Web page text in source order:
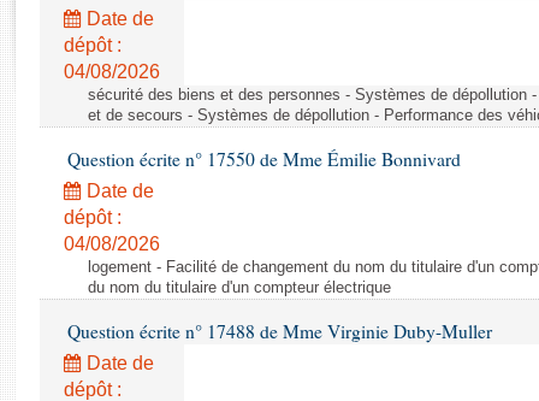
Rapports législatifs
Rapports sur l'application des lois
Baromètre de l’application des lois
Dossiers législatifs
Budget et sécurité sociale
Questions écrites et orales
Comptes rendus des débats
Date de
dépôt :
04/08/2026
sécurité des biens et des personnes - Systèmes de dépollution
et de secours - Systèmes de dépollution - Performance des
Question écrite n° 17550 de Mme Émilie Bonnivard
Date de
dépôt :
04/08/2026
logement - Facilité de changement du nom du titulaire d'un
du nom du titulaire d'un compteur électrique
Question écrite n° 17488 de Mme Virginie Duby-Muller
Date de
dépôt :